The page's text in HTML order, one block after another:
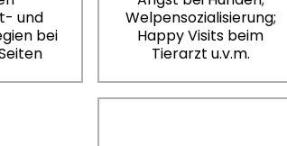
und
bei
Welpensozialisierung;
Happy Visits beim
Tierarzt u.v.m.